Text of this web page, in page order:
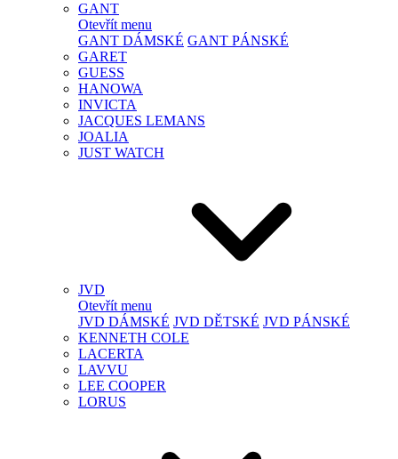
GANT
Otevřít menu
GANT DÁMSKÉ GANT PÁNSKÉ
GARET
GUESS
HANOWA
INVICTA
JACQUES LEMANS
JOALIA
JUST WATCH
JVD
Otevřít menu
JVD DÁMSKÉ JVD DĚTSKÉ JVD PÁNSKÉ
KENNETH COLE
LACERTA
LAVVU
LEE COOPER
LORUS